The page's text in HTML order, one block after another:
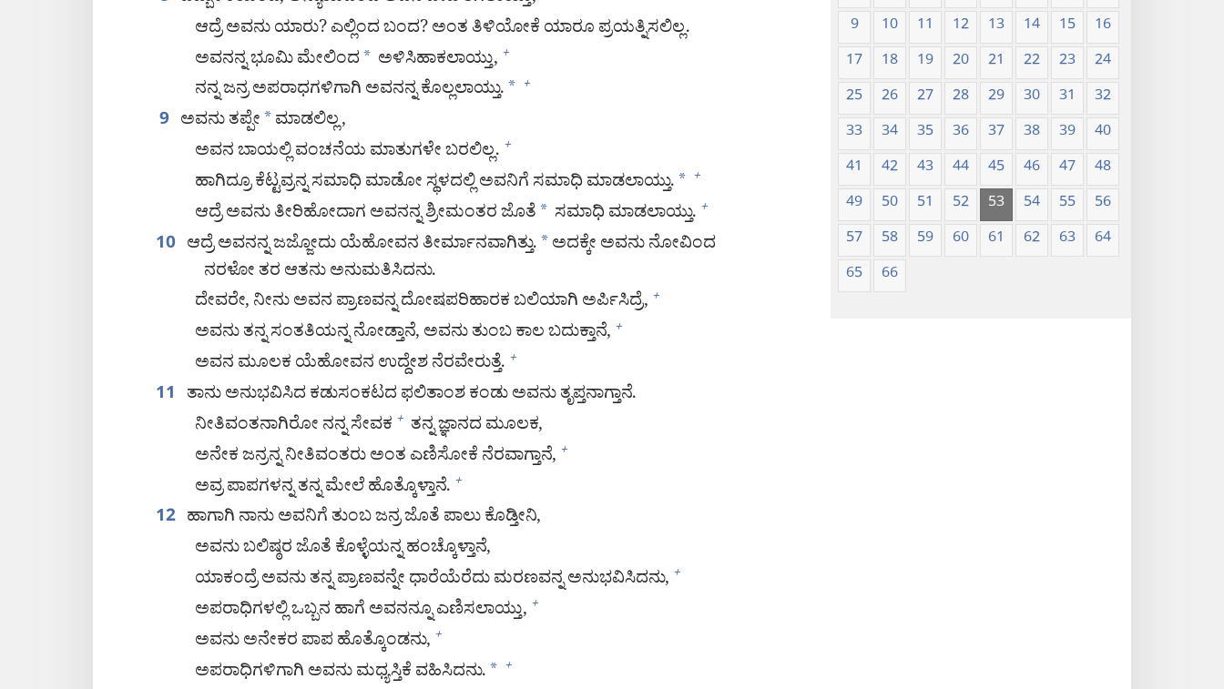
ಆದ್ರೆ ಅವನು ಯಾರು? ಎಲ್ಲಿಂದ ಬಂದ? ಅಂತ ತಿಳಿಯೋಕೆ ಯಾರೂ ಪ್ರಯತ್ನಿಸಲಿಲ್ಲ.
ಅವನನ್ನ ಭೂಮಿ ಮೇಲಿಂದ * ಅಳಿಸಿಹಾಕಲಾಯ್ತು, +
ನನ್ನ ಜನ್ರ ಅಪರಾಧಗಳಿಗಾಗಿ ಅವನನ್ನ ಕೊಲ್ಲಲಾಯ್ತು. * +
9 ಅವನು ತಪ್ಪೇ *ಮಾಡಲಿಲ್ಲ,
ಅವನ ಬಾಯಲ್ಲಿ ವಂಚನೆಯ ಮಾತುಗಳೇ ಬರಲಿಲ್ಲ. +
ಹಾಗಿದ್ರೂ ಕೆಟ್ಟವ್ರನ್ನ ಸಮಾಧಿ ಮಾಡೋ ಸ್ಥಳದಲ್ಲಿ ಅವನಿಗೆ ಸಮಾಧಿ ಮಾಡಲಾಯ್ತು. * +
ಆದ್ರೆ ಅವನು ತೀರಿಹೋದಾಗ ಅವನನ್ನ ಶ್ರೀಮಂತರ ಜೊತೆ * ಸಮಾಧಿ ಮಾಡಲಾಯ್ತು. +
10 ಆದ್ರೆ ಅವನನ್ನ ಜಜ್ಜೋದು ಯೆಹೋವನ ತೀರ್ಮಾನವಾಗಿತ್ತು. *ಅದಕ್ಕೇ ಅವನು ನೋವಿಂದ
ನರಳೋ ತರ ಆತನು ಅನುಮತಿಸಿದನು.
ದೇವರೇ, ನೀನು ಅವನ ಪ್ರಾಣವನ್ನ ದೋಷಪರಿಹಾರಕ ಬಲಿಯಾಗಿ ಅರ್ಪಿಸಿದ್ರೆ, +
ಅವನು ತನ್ನ ಸಂತತಿಯನ್ನ ನೋಡ್ತಾನೆ, ಅವನು ತುಂಬ ಕಾಲ ಬದುಕ್ತಾನೆ, +
ಅವನ ಮೂಲಕ ಯೆಹೋವನ ಉದ್ದೇಶ ನೆರವೇರುತ್ತೆ. +
11
ತಾನು ಅನುಭವಿಸಿದ ಕಡುಸಂಕಟದ ಫಲಿತಾಂಶ ಕಂಡು ಅವನು ತೃಪ್ತನಾಗ್ತಾನೆ.
ನೀತಿವಂತನಾಗಿರೋ ನನ್ನ ಸೇವಕ + ತನ್ನ ಜ್ಞಾನದ ಮೂಲಕ,
ಅನೇಕ ಜನ್ರನ್ನ ನೀತಿವಂತರು ಅಂತ ಎಣಿಸೋಕೆ ನೆರವಾಗ್ತಾನೆ, +
ಅವ್ರ ಪಾಪಗಳನ್ನ ತನ್ನ ಮೇಲೆ ಹೊತ್ಕೊಳ್ತಾನೆ. +
12 ಹಾಗಾಗಿ ನಾನು ಅವನಿಗೆ ತುಂಬ ಜನ್ರ ಜೊತೆ ಪಾಲು ಕೊಡ್ತೀನಿ,
ಅವನು ಬಲಿಷ್ಠರ ಜೊತೆ ಕೊಳ್ಳೆಯನ್ನ ಹಂಚ್ಕೊಳ್ತಾನೆ,
ಯಾಕಂದ್ರೆ ಅವನು ತನ್ನ ಪ್ರಾಣವನ್ನೇ ಧಾರೆಯೆರೆದು ಮರಣವನ್ನ ಅನುಭವಿಸಿದನು, +
ಅಪರಾಧಿಗಳಲ್ಲಿ ಒಬ್ಬನ ಹಾಗೆ ಅವನನ್ನೂ ಎಣಿಸಲಾಯ್ತು, +
ಅವನು ಅನೇಕರ ಪಾಪ ಹೊತ್ಕೊಂಡನು, +
ಅಪರಾಧಿಗಳಿಗಾಗಿ ಅವನು ಮಧ್ಯಸ್ತಿಕೆ ವಹಿಸಿದನು. * +
9
10 11 12 13 14 15
16
17
18 19 20 21 22 23
24
25
26 27 28 29 30 31
32
33
34 35 36 37 38 39
40
41
42 43 44 45 46 47
48
49
50 51 52 53 54 55
56
57
58 59 60 61 62 63
64
65
66